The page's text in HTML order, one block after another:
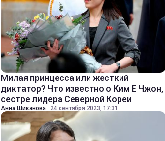
Милая принцесса или жесткий
диктатор? Что известно о Ким Е Чжон,
сестре лидера Северной Кореи
Анна Шиканова · 24 сентября 2023, 17:31